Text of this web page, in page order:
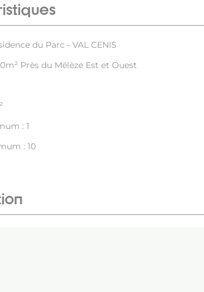
du Parc - VAL CENIS
Près du Mélèze Est et Ouest
: 1
: 10